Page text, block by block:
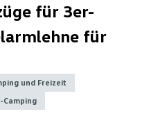
für 3er-
für
und Freizeit
Camping